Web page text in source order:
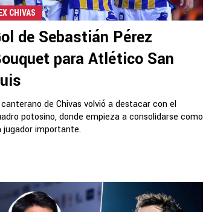
EX CHIVAS
de Sebastián Pérez
para Atlético San
canterano de Chivas volvió a destacar con el
potosino, donde empieza a consolidarse como
jugador importante.